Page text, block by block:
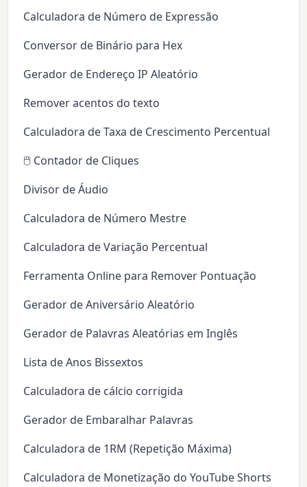
Calculadora de Número de Expressão
Conversor de Binário para Hex
Gerador de Endereço IP Aleatório
Remover acentos do texto
Calculadora de Taxa de Crescimento Percentual
🖱️ Contador de Cliques
Divisor de Áudio
Calculadora de Número Mestre
Calculadora de Variação Percentual
Ferramenta Online para Remover Pontuação
Gerador de Aniversário Aleatório
Gerador de Palavras Aleatórias em Inglês
Lista de Anos Bissextos
Calculadora de cálcio corrigida
Gerador de Embaralhar Palavras
Calculadora de 1RM (Repetição Máxima)
Calculadora de Monetização do YouTube Shorts